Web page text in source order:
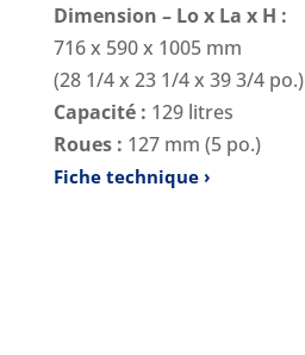
Dimension – Lo x La x H :
716 x 590 x 1005 mm
(28 1/4 x 23 1/4 x 39 3/4 po.)
Capacité : 129 litres
Roues : 127 mm (5 po.)
Fiche technique